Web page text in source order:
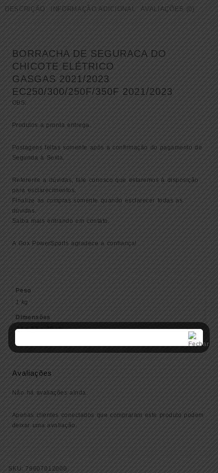
CHICOTE
(
)
quantidade
DESCRIÇÃO INFORMAÇÃO ADICIONAL AVALIAÇÕES (0)
BORRACHA DE SEGURACA DO
CHICOTE ELÉTRICO
GASGAS 2021/2023
EC250/300/250F/350F 2021/2023
OBS:
Produtos a pronta entrega.
Postagens feitas somente após a confirmação do pagamento de
Segunda à Sexta.
Referente a dúvidas, fale conosco que estaremos à disposição
para esclarecimentos.
Finalize as compras somente quando esclarecer todas as
dúvidas.
Saiba mais entrando em contato.
A Gox PowerSports agradece a confiança!
Peso
1 kg
Dimensões
22 × 22 × 20 cm
Avaliações
Não há avaliações ainda.
Apenas clientes conectados que compraram este produto podem
deixar uma avaliação.
SKU: 79607012000